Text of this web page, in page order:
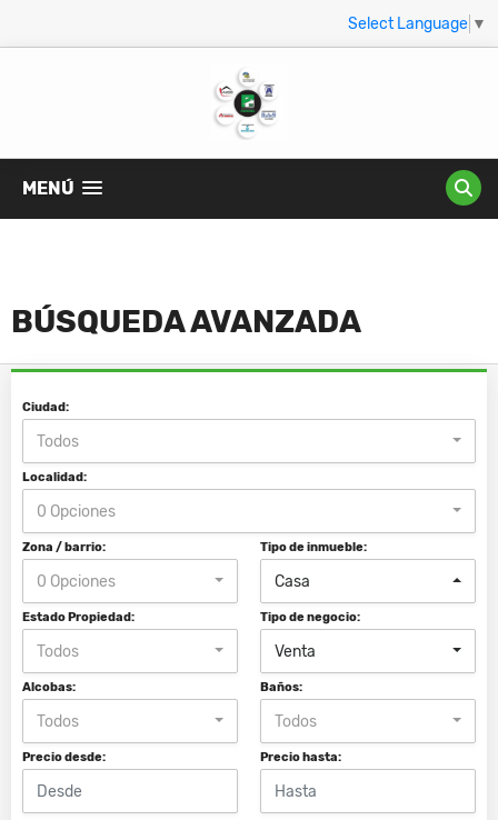
Select Language ▼
MENÚ
BÚSQUEDA AVANZADA
Ciudad:
Todos
Localidad:
0 Opciones
Zona / barrio:
0 Opciones
Tipo de inmueble:
Casa
Estado Propiedad:
Todos
Tipo de negocio:
Venta
Alcobas:
Todos
Baños:
Todos
Precio desde: Precio hasta: